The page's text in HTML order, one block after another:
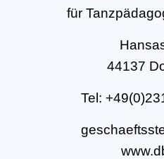
für
44137
Tel: